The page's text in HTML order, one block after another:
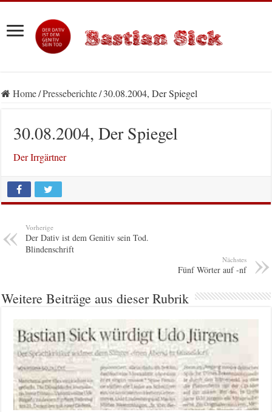
Home/Presseberichte/30.08.2004, Der Spiegel
30.08.2004, Der Spiegel
Der Irrgärtner
Vorherige
Der Dativ ist dem Genitiv sein Tod.
Blindenschrift
Nächstes
Fünf Wörter auf -nf
Weitere Beiträge aus dieser Rubrik